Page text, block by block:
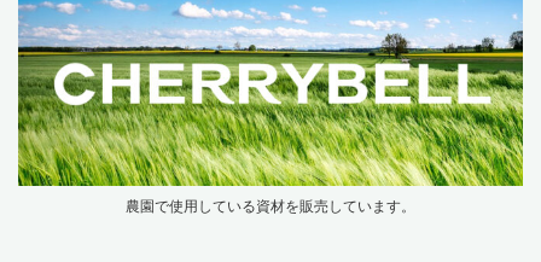
農園で使用している資材を販売しています。